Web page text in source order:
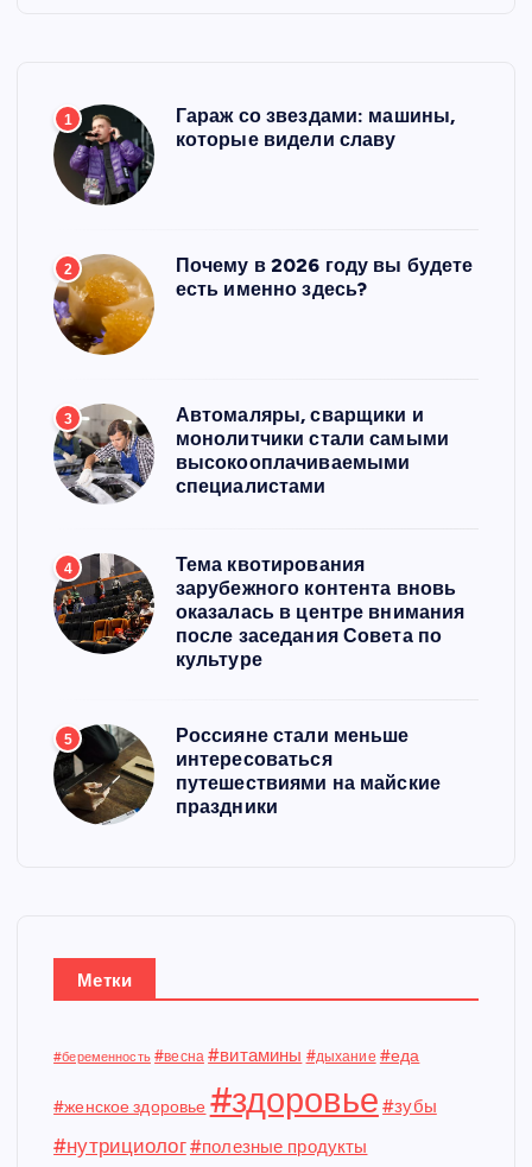
1
Гараж со звездами: машины,
которые видели славу
2
Почему в 2026 году вы будете
есть именно здесь?
3
Автомаляры, сварщики и
монолитчики стали самыми
высокооплачиваемыми
специалистами
4
Тема квотирования
зарубежного контента вновь
оказалась в центре внимания
после заседания Совета по
культуре
5
Россияне стали меньше
интересоваться
путешествиями на майские
праздники
Метки
#беременность #весна #витамины #дыхание #еда
#женское здоровье #здоровье #зубы
#нутрициолог#полезные продукты